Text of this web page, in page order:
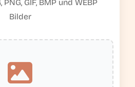
GIF, BMP und WEBP
Bilder